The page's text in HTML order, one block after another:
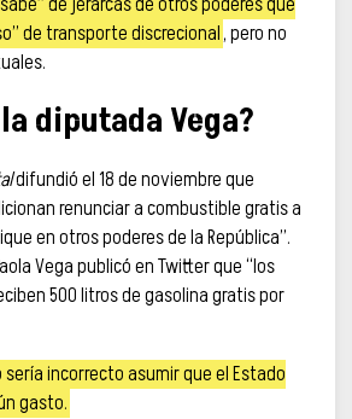
de transporte discrecional, pero no
diputada Vega?
difundió el 18 de noviembre que
renunciar a combustible gratis a
en otros poderes de la República”.
Vega publicó en Twitter que “los
500 litros de gasolina gratis por
sería incorrecto asumir que el Estado
gasto.